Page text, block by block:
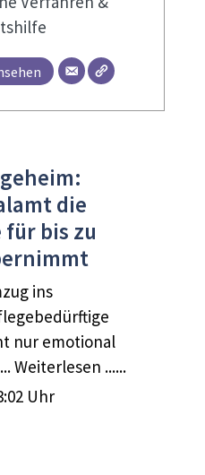
die
bis zu
ins
nur emotional
Weiterlesen ......
Uhr